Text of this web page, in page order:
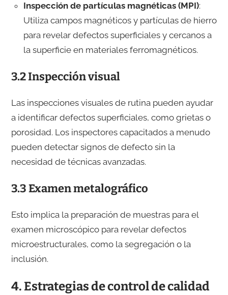
Inspección de partículas magnéticas (MPI):
Utiliza campos magnéticos y partículas de hierro
para revelar defectos superficiales y cercanos a
la superficie en materiales ferromagnéticos.
3.2 Inspección visual
Las inspecciones visuales de rutina pueden ayudar
a identificar defectos superficiales, como grietas o
porosidad. Los inspectores capacitados a menudo
pueden detectar signos de defecto sin la
necesidad de técnicas avanzadas.
3.3 Examen metalográfico
Esto implica la preparación de muestras para el
examen microscópico para revelar defectos
microestructurales, como la segregación o la
inclusión.
4. Estrategias de control de calidad